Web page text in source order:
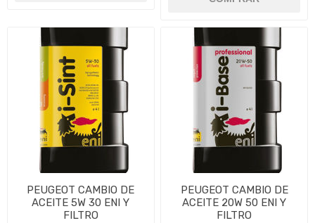
PEUGEOT CAMBIO DE
ACEITE 5W 30 ENI Y
FILTRO
PEUGEOT CAMBIO DE
ACEITE 20W 50 ENI Y
FILTRO